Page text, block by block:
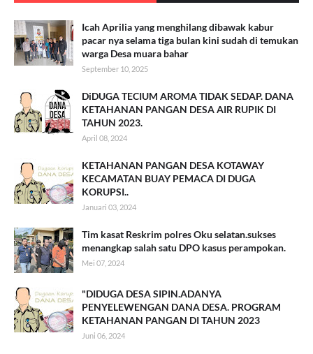
Icah Aprilia yang menghilang dibawak kabur
pacar nya selama tiga bulan kini sudah di temukan
warga Desa muara bahar
September 10, 2025
DiDUGA TECIUM AROMA TIDAK SEDAP. DANA
KETAHANAN PANGAN DESA AIR RUPIK DI
TAHUN 2023.
April 08, 2024
KETAHANAN PANGAN DESA KOTAWAY
KECAMATAN BUAY PEMACA DI DUGA
KORUPSI..
Januari 03, 2024
Tim kasat Reskrim polres Oku selatan.sukses
menangkap salah satu DPO kasus perampokan.
Mei 07, 2024
"DIDUGA DESA SIPIN.ADANYA
PENYELEWENGAN DANA DESA. PROGRAM
KETAHANAN PANGAN DI TAHUN 2023
Juni 06, 2024